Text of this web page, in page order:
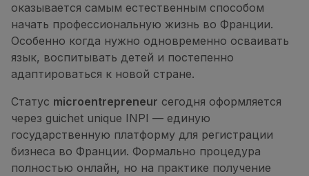
оказывается самым естественным способом
начать профессиональную жизнь во Франции.
Особенно когда нужно одновременно осваивать
язык, воспитывать детей и постепенно
адаптироваться к новой стране.
Статус microentrepreneur сегодня оформляется
через guichet unique INPI — единую
государственную платформу для регистрации
бизнеса во Франции. Формально процедура
полностью онлайн, но на практике получение